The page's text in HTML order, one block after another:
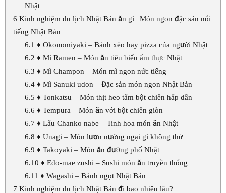
Nhật
6 Kinh nghiệm du lịch Nhật Bản ăn gì | Món ngon đặc sản nổi
tiếng Nhật Bản
6.1 ♦ Okonomiyaki – Bánh xèo hay pizza của người Nhật
6.2 ♦ Mì Ramen – Món ăn tiêu biểu ẩm thực Nhật
6.3 ♦ Mì Champon – Món mì ngon nức tiếng
6.4♦ Mì Sanuki udon – Đặc sản món ngon Nhật Bản
6.5 ♦ Tonkatsu – Món thịt heo tẩm bột chiên hấp dẫn
6.6 ♦ Tempura – Món ăn với bột chiên giòn
6.7 ♦ Lẩu Chanko nabe – Tinh hoa món ăn Nhật
6.8 ♦ Unagi – Món lươn nướng ngại gì không thử
6.9 ♦ Takoyaki – Món ăn đường phố Nhật
6.10 ♦ Edo-mae zushi – Sushi món ăn truyền thống
6.11 ♦ Wagashi – Bánh ngọt Nhật Bản
7 Kinh nghiệm du lịch Nhật Bản đi bao nhiêu lâu?